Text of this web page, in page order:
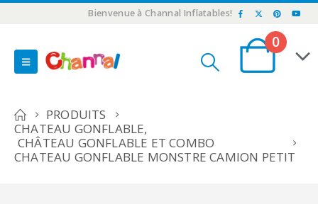
Bienvenue à Channal Inflatables!
0
PRODUITS
CHATEAU GONFLABLE,
CHÂTEAU GONFLABLE ET COMBO
CHATEAU GONFLABLE MONSTRE CAMION PETIT